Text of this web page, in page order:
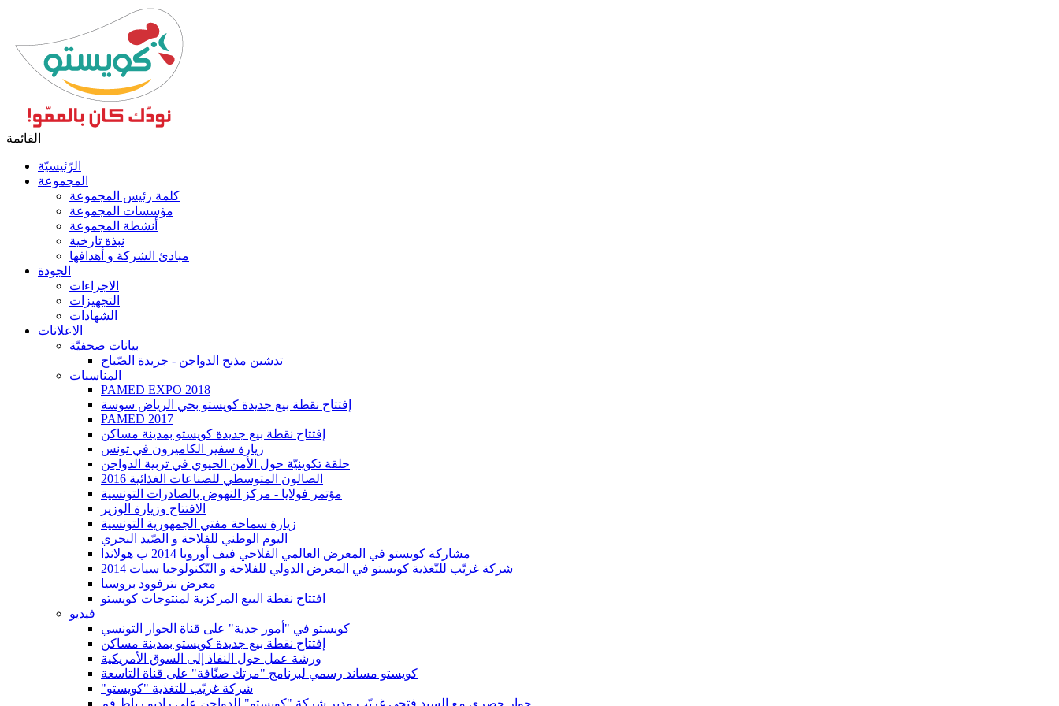
القائمة
الرّئيسيّة
المجموعة
كلمة رئيس المجموعة
مؤسسات المجموعة
أنشطة المجموعة
نبذة تارخية
مبادئ الشركة و أهدافها
الجودة
الاجراءات
التجهيزات
الشهادات
الاعلانات
بيانات صحفيّة
تدشين مذبح الدواجن - جريدة الصّباح
المناسبات
PAMED EXPO 2018
إفتتاح نقطة بيع جديدة كويستو بحي الرياض سوسة
PAMED 2017
إفتتاح نقطة بيع جديدة كويستو بمدينة مساكن
زيارة سفير الكاميرون في تونس
حلقة تكوينيّة حول الأمن الحيوي في تربية الدواجن
2016 الصالون المتوسطي للصناعات الغذائية
مؤتمر فولايا - مركز النهوض بالصادرات التونسية
الافتتاح وزيارة الوزير
زيارة سماحة مفتي الجمهورية التونسية
اليوم الوطني للفلاحة و الصّيد البحري
مشاركة كويستو في المعرض العالمي الفلاحي فيف أوروبا 2014 ب هولاندا
شركة غريّب للتّغذية كويستو في المعرض الدولي للفلاحة و التّكنولوجيا سيات 2014
معرض بترفوود بروسيا
افتتاح نقطة البيع المركزية لمنتوجات كويستو
فيديو
كويستو في "أمور جدية" على قناة الحوار التونسي
إفتتاح نقطة بيع جديدة كويستو بمدينة مساكن
ورشة عمل حول النفاذ إلى السوق الأمريكية
كويستو مساند رسمي لبرنامج "مرتك صنّافة" على قناة التاسعة
"شركة غريّب للتغذية "كويستو
حوار حصري مع السيد فتحي غريّب مدير شركة "كويستو" للدواجن علي راديو رباط فم